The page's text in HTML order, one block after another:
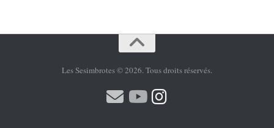
Les Sesimbrotes © 2026. Tous droits réservés.